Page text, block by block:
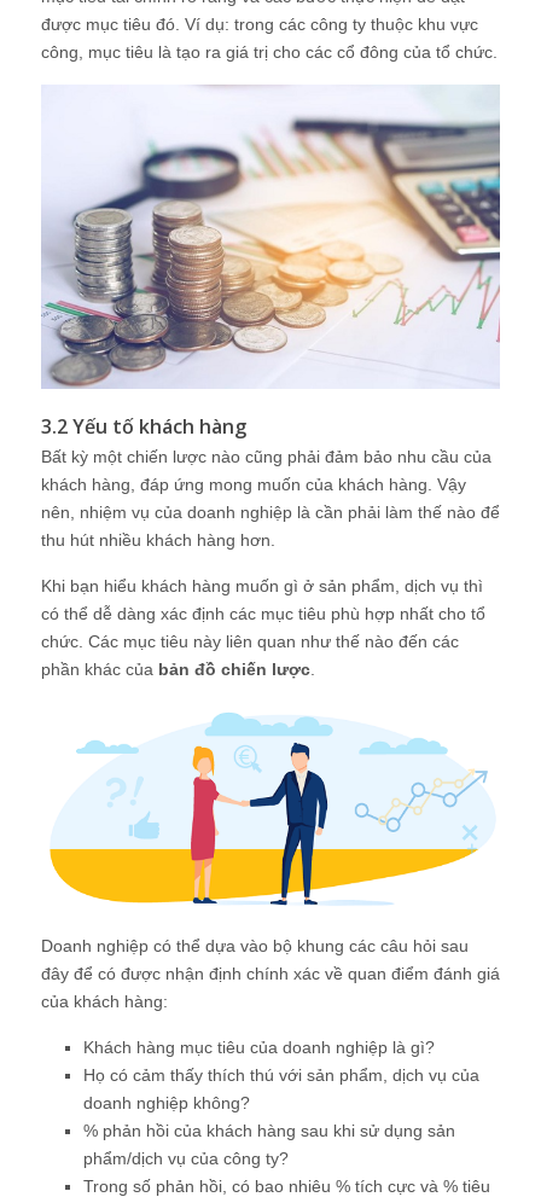
được mục tiêu đó. Ví dụ: trong các công ty thuộc khu vực
công, mục tiêu là tạo ra giá trị cho các cổ đông của tổ chức.
3.2 Yếu tố khách hàng
Bất kỳ một chiến lược nào cũng phải đảm bảo nhu cầu của
khách hàng, đáp ứng mong muốn của khách hàng. Vậy
nên, nhiệm vụ của doanh nghiệp là cần phải làm thế nào để
thu hút nhiều khách hàng hơn.
Khi bạn hiểu khách hàng muốn gì ở sản phẩm, dịch vụ thì
có thể dễ dàng xác định các mục tiêu phù hợp nhất cho tổ
chức. Các mục tiêu này liên quan như thế nào đến các
phần khác của bản đồ chiến lược
Doanh nghiệp có thể dựa vào bộ khung các câu hỏi sau
đây để có được nhận định chính xác về quan điểm đánh giá
của khách hàng:
Khách hàng mục tiêu của doanh nghiệp là gì?
Họ có cảm thấy thích thú với sản phẩm, dịch vụ của
doanh nghiệp không?
% phản hồi của khách hàng sau khi sử dụng sản
phẩm/dịch vụ của công ty?
Trong số phản hồi, có bao nhiêu % tích cực và % tiêu